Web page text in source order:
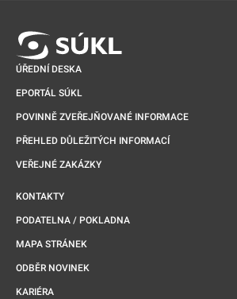
ÚŘEDNÍ DESKA
EPORTÁL SÚKL
POVINNĚ ZVEŘEJŇOVANÉ INFORMACE
PŘEHLED DŮLEŽITÝCH INFORMACÍ
VEŘEJNÉ ZAKÁZKY
KONTAKTY
PODATELNA / POKLADNA
MAPA STRÁNEK
ODBĚR NOVINEK
KARIÉRA